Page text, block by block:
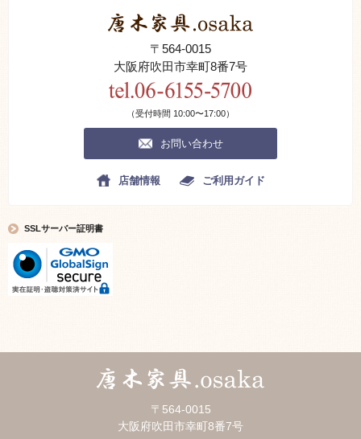
〒564-0015
大阪府吹田市幸町8番7号
（受付時間 10:00〜17:00）
お問い合わせ
店舗情報 ご利用ガイド
SSLサーバー証明書
〒564-0015
大阪府吹田市幸町8番7号